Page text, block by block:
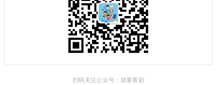
扫码关注公众号：就要看剧